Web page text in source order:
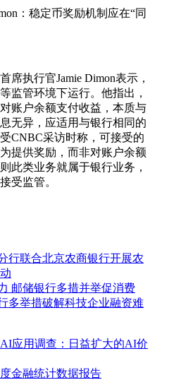
：稳定币奖励机制应在“同
席执行官Jamie Dimon表示，
监管环境下运行。他指出，
账户余额支付收益，本质与
无异，应适用与银行相同的
CNBC采访时称，可接受的
提供奖励，而非对账户余额
此类业务就属于银行业务，
受监管。
行联合北京农商银行开展农
邮储银行多措并举促消费
多举措破解科技企业融资难
应用调查：日益扩大的AI价
金融统计数据报告